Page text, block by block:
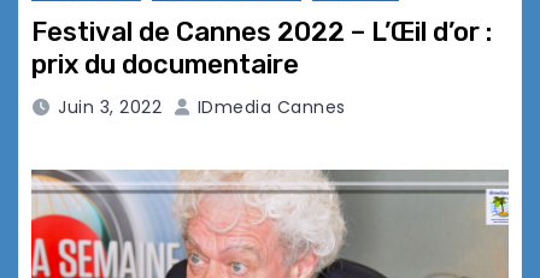
Festival de Cannes 2022 – L’Œil d’or :
prix du documentaire
Juin 3, 2022 IDmedia Cannes